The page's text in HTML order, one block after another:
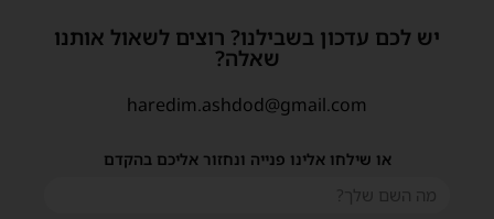
יש לכם עדכון בשבילנו? רוצים לשאול אותנו
שאלה?
haredim.ashdod@gmail.com
או שילחו אלינו פנייה ונחזור אליכם בהקדם